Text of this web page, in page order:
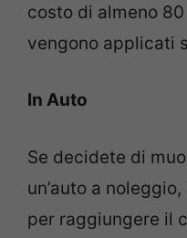
costo di almeno
vengono applicati
In Auto
Se decidete di
un’auto a
per raggiungere il